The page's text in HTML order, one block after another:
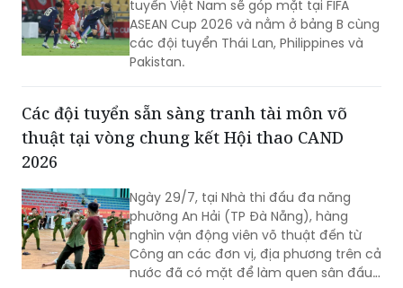
Lan tại FIFA ASEAN Cup 2026
Theo thông tin chính thức từ FIFA, đội
tuyển Việt Nam sẽ góp mặt tại FIFA
các đội tuyển Thái Lan, Philippines và
Pakistan.
Các đội tuyển sẵn sàng tranh tài môn võ
thuật tại vòng chung kết Hội thao CAND
2026
Ngày 29/7, tại Nhà thi đấu đa năng
phường An Hải (TP Đà Nẵng), hàng